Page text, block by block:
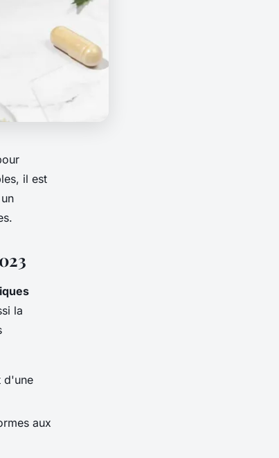
il est
la
d'une
aux